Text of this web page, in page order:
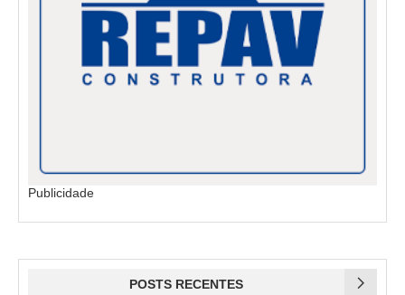
Publicidade
POSTS RECENTES